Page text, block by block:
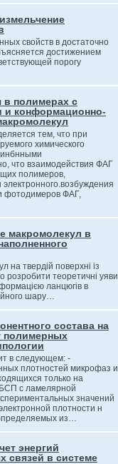
свойств в достаточно
достижением
порогу
в полимерах с
и конформационно-
тем, что при
химического
что взаимодействия ФАГ
полимеров,
фотодимеров ФАГ,
макромолекул в
на твердій поверхні із
розробити теоретичні уяви
ланцюгів в
шару…
состава на
полимерных
в следующем: -
плотностей микрофаз и
только на
с ламелярной
значений
плотности н
из…
энергий
связей в системе